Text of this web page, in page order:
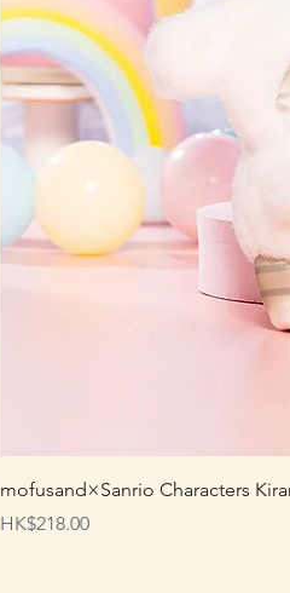
mofusand×Sanrio Characters
價格
HK$218.00